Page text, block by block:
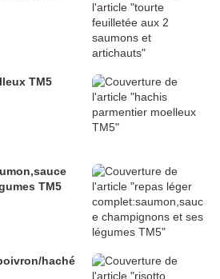
TM5
TM5
haché